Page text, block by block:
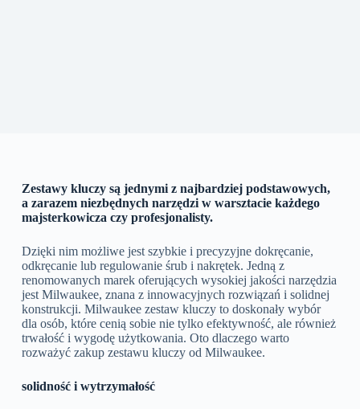
Zestawy kluczy są jednymi z najbardziej podstawowych,
a zarazem niezbędnych narzędzi w warsztacie każdego
majsterkowicza czy profesjonalisty.
Dzięki nim możliwe jest szybkie i precyzyjne dokręcanie,
odkręcanie lub regulowanie śrub i nakrętek. Jedną z
renomowanych marek oferujących wysokiej jakości narzędzia
jest Milwaukee, znana z innowacyjnych rozwiązań i solidnej
konstrukcji. Milwaukee zestaw kluczy to doskonały wybór
dla osób, które cenią sobie nie tylko efektywność, ale również
trwałość i wygodę użytkowania. Oto dlaczego warto
rozważyć zakup zestawu kluczy od Milwaukee.
solidność i wytrzymałość